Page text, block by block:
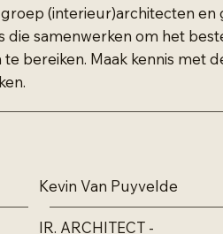
(interieur)architecten en
die samenwerken om het
bereiken. Maak kennis met
Kevin Van Puyvelde
IR. ARCHITECT -